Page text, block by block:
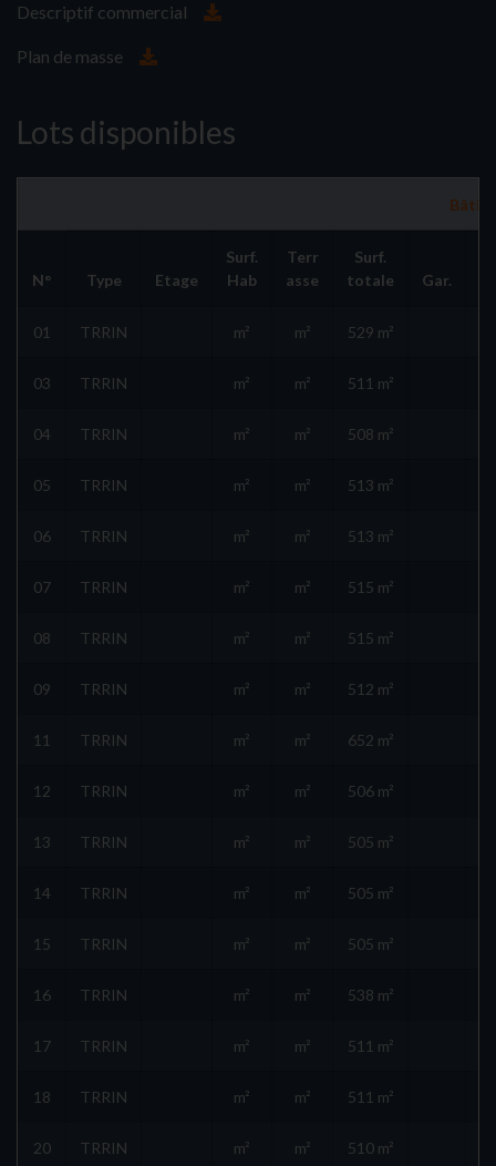
Descriptif commercial
Plan de masse
Lots disponibles
N° Type Etage
Surf.
Hab
Terr
asse
Surf.
totale
Gar.
01 TRRIN m² m² 529 m²
03 TRRIN m² m² 511 m²
04 TRRIN m² m² 508 m²
05 TRRIN m² m² 513 m²
06 TRRIN m² m² 513 m²
07 TRRIN m² m² 515 m²
08 TRRIN m² m² 515 m²
09 TRRIN m² m² 512 m²
11 TRRIN m² m² 652 m²
12 TRRIN m² m² 506 m²
13 TRRIN m² m² 505 m²
14 TRRIN m² m² 505 m²
15 TRRIN m² m² 505 m²
16 TRRIN m² m² 538 m²
17 TRRIN m² m² 511 m²
18 TRRIN m² m² 511 m²
20 TRRIN m² m² 510 m²